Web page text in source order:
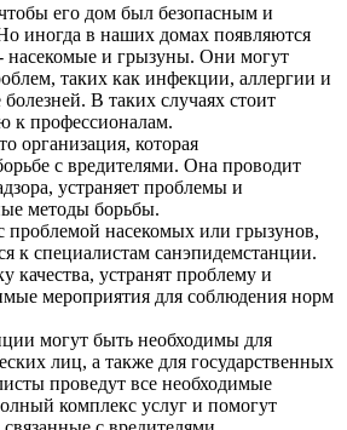
его дом был безопасным и
иногда в наших домах появляются
насекомые и грызуны. Они могут
таких как инфекции, аллергии и
В таких случаях стоит
к профессионалам.
организация, которая
с вредителями. Она проводит
устраняет проблемы и
методы борьбы.
проблемой насекомых или грызунов,
к специалистам санэпидемстанции.
качества, устранят проблему и
мероприятия для соблюдения норм
могут быть необходимы для
лиц, а также для государственных
проведут все необходимые
комплекс услуг и помогут